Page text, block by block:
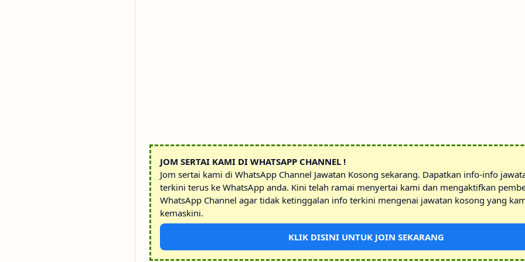
JOM SERTAI KAMI DI WHATSAPP CHANNEL !
Jom sertai kami di WhatsApp Channel Jawatan Kosong sekarang. Dapatkan info-info
terkini terus ke WhatsApp anda. Kini telah ramai menyertai kami dan mengaktifkan
WhatsApp Channel agar tidak ketinggalan info terkini mengenai jawatan kosong yang
kemaskini.
KLIK DISINI UNTUK JOIN SEKARANG